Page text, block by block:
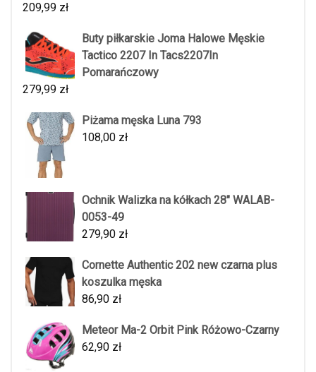
209,99 zł
Buty piłkarskie Joma Halowe Męskie
Tactico 2207 In Tacs2207In
Pomarańczowy
279,99 zł
Piżama męska Luna 793
108,00 zł
Ochnik Walizka na kółkach 28" WALAB-
0053-49
279,90 zł
Cornette Authentic 202 new czarna plus
koszulka męska
86,90 zł
Meteor Ma-2 Orbit Pink Różowo-Czarny
62,90 zł